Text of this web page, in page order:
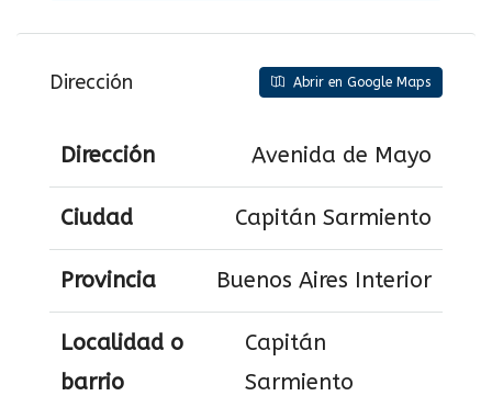
Dirección Abrir en Google Maps
Dirección Avenida de Mayo
Ciudad Capitán Sarmiento
Provincia Buenos Aires Interior
Localidad o
barrio
Capitán
Sarmiento